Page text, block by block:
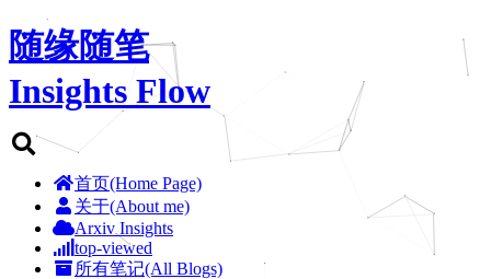
随缘随笔
Insights Flow
首页(Home Page)
关于(About me)
Arxiv Insights
top-viewed
所有笔记(All Blogs)